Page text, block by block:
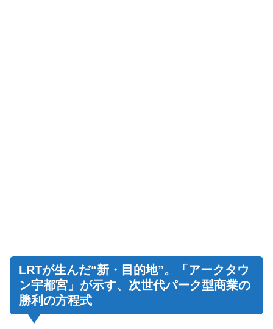
LRTが生んだ“新・目的地”。「アークタウ
ン宇都宮」が示す、次世代パーク型商業の
勝利の方程式